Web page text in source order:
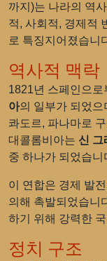
까지)는 나라의 역
적, 사회적, 경제적
로 특징지어졌습니
역사적 맥락
1821년 스페인으
아의 일부가 되었으
콰도르, 파나마로
대콜롬비아는 신 그
중 하나가 되었습니
이 연합은 경제 발
의해 촉발되었습니
하기 위해 강력한
정치 구조